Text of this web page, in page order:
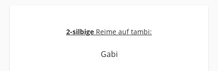
2-silbige Reime auf tambi:
Gabi